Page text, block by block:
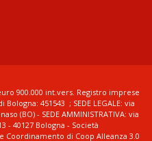
900.000 int.vers. Registro imprese
Bologna: 451543 ; SEDE LEGALE: via
(BO) - SEDE AMMINISTRATIVA: via
- 40127 Bologna - Società
di Coop Alleanza 3.0